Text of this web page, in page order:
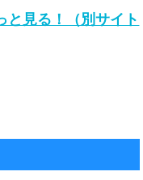
と見る！（別サイト